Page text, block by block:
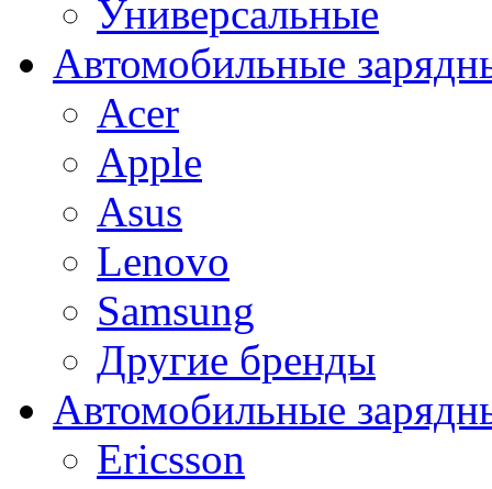
Универсальные
Автомобильные
Acer
Apple
Asus
Lenovo
Samsung
Другие бренды
Автомобильные
Ericsson